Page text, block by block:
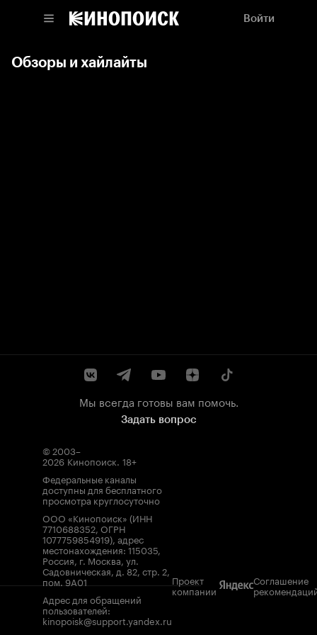
Войти
Обзоры и хайлайты
Мы всегда готовы вам помочь.
Задать вопрос
© 2003–
2026 Кинопоиск. 18+
Федеральные каналы
доступны для бесплатного
просмотра круглосуточно
ООО «Кинопоиск» (ИНН
7710688352, ОГРН
1077759854919), адрес
местонахождения: 115035,
Россия, г. Москва, ул.
Садовническая, д. 82, стр. 2,
пом. 9А01
Адрес для обращений
пользователей:
kinopoisk@support.yandex.ru
Проект
компании
Соглашение